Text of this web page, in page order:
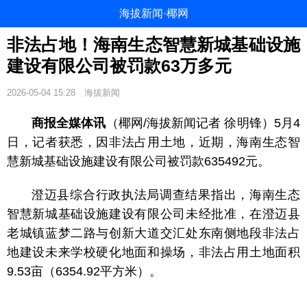
海拔新闻·椰网
非法占地！海南生态智慧新城基础设施
建设有限公司被罚款63万多元
2026-05-04 15:28 海拔新闻
商报全媒体讯 （椰网/海拔新闻记者 徐明锋）5月4
日，记者获悉，因非法占用土地，近期，海南生态智
慧新城基础设施建设有限公司被罚款635492元。
澄迈县综合行政执法局调查结果指出，海南生态
智慧新城基础设施建设有限公司未经批准，在澄迈县
老城镇蓝梦二路与创新大道交汇处东南侧地段非法占
地建设未来学校硬化地面和操场，非法占用土地面积
9.53亩（6354.92平方米）。